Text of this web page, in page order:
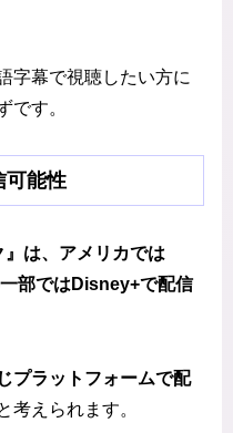
字幕で視聴したい方に
です。
可能性
は、アメリカでは
部ではDisney+で配信
プラットフォームで配
考えられます。